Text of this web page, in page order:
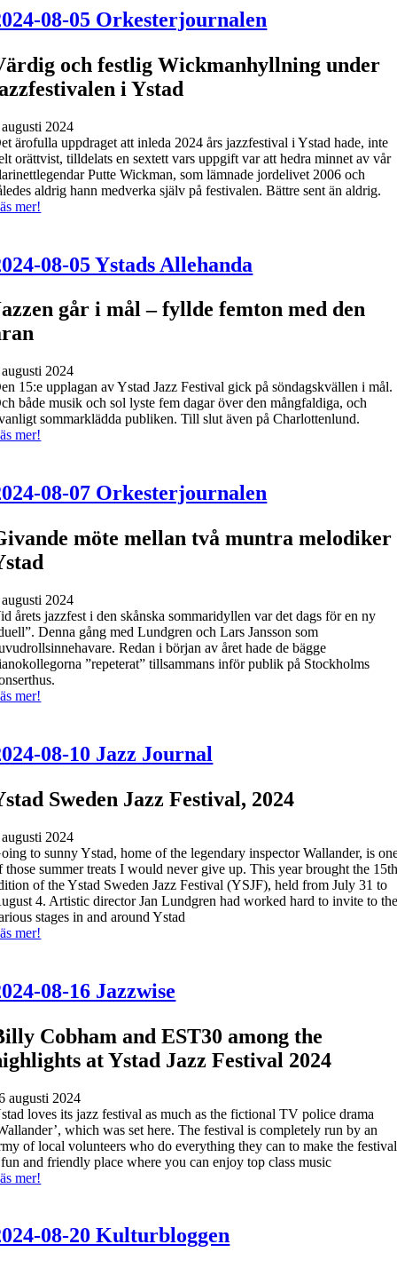
08-05 Orkesterjournalen
och festlig Wickmanhyllning under
i Ystad
2024
ärofulla uppdraget att inleda 2024 års jazzfestival i Ystad hade, inte
orättvist, tilldelats en sextett vars uppgift var att hedra minnet av vår
Putte Wickman, som lämnade jordelivet 2006 och
aldrig hann medverka själv på festivalen. Bättre sent än aldrig.
mer!
08-05 Ystads Allehanda
går i mål – fyllde femton med den
2024
15:e upplagan av Ystad Jazz Festival gick på söndagskvällen i mål.
både musik och sol lyste fem dagar över den mångfaldiga, och
sommarklädda publiken. Till slut även på Charlottenlund.
mer!
08-07 Orkesterjournalen
möte mellan två muntra
2024
årets jazzfest i den skånska sommaridyllen var det dags för en ny
Denna gång med Lundgren och Lars Jansson som
Redan i början av året hade de bägge
”repeterat” tillsammans inför publik på Stockholms
mer!
08-10 Jazz Journal
Sweden Jazz Festival, 2024
2024
to sunny Ystad, home of the legendary inspector Wallander, is
those summer treats I would never give up. This year brought the
of the Ystad Sweden Jazz Festival (YSJF), held from July 31 to
4. Artistic director Jan Lundgren had worked hard to invite to
stages in and around Ystad
mer!
08-16 Jazzwise
Cobham and EST30 among the
at Ystad Jazz Festival 2024
augusti 2024
loves its jazz festival as much as the fictional TV police drama
which was set here. The festival is completely run by an
of local volunteers who do everything they can to make the festival
and friendly place where you can enjoy top class music
mer!
08-20 Kulturbloggen